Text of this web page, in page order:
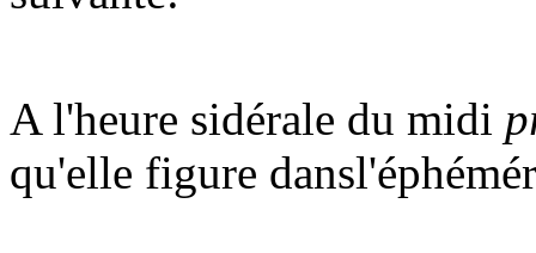
A l'heure sidérale du midi
qu'elle figure